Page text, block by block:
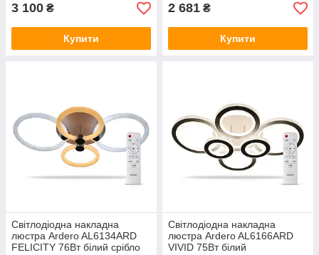
3 100 ₴
Купити
2 681 ₴
Купити
Світлодіодна накладна
люстра Ardero AL6134ARD
FELICITY 76Вт білий срібло
Світлодіодна накладна
люстра Ardero AL6166ARD
VIVID 75Вт білий